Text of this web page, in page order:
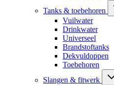
Tanks & toebehoren
Vuilwater
Drinkwater
Universeel
Brandstoftanks
Dekvuldoppen
Toebehoren
Slangen & fitwerk